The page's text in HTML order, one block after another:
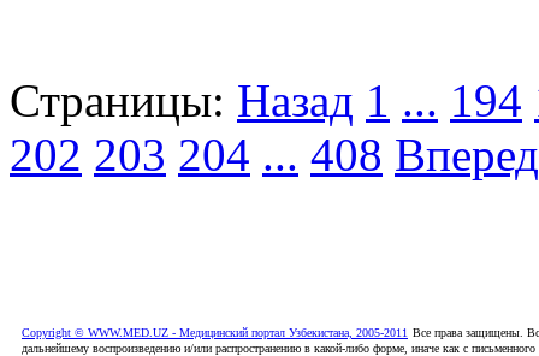
Страницы: Назад 1 ... 194
202 203 204 ... 408 Вперед
Copyright © WWW.MED.UZ - Медицинский портал Узбекистана, 2005-2011 Все права защищены.
дальнейшему воспроизведению и/или распространению в какой-либо форме, иначе как с